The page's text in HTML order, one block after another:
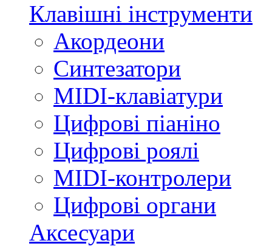
Клавішні інструменти
Акордеони
Синтезатори
MIDI-клавіатури
Цифрові піаніно
Цифрові роялі
MIDI-контролери
Цифрові органи
Аксесуари